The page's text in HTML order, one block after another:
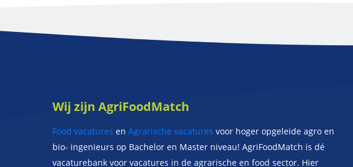
Wij zijn AgriFoodMatch
Food vacatures en Agrarische vacatures voor hoger opgeleide agro en
bio- ingenieurs op Bachelor en Master niveau! AgriFoodMatch is dé
vacaturebank voor vacatures in de agrarische en food sector. Hier